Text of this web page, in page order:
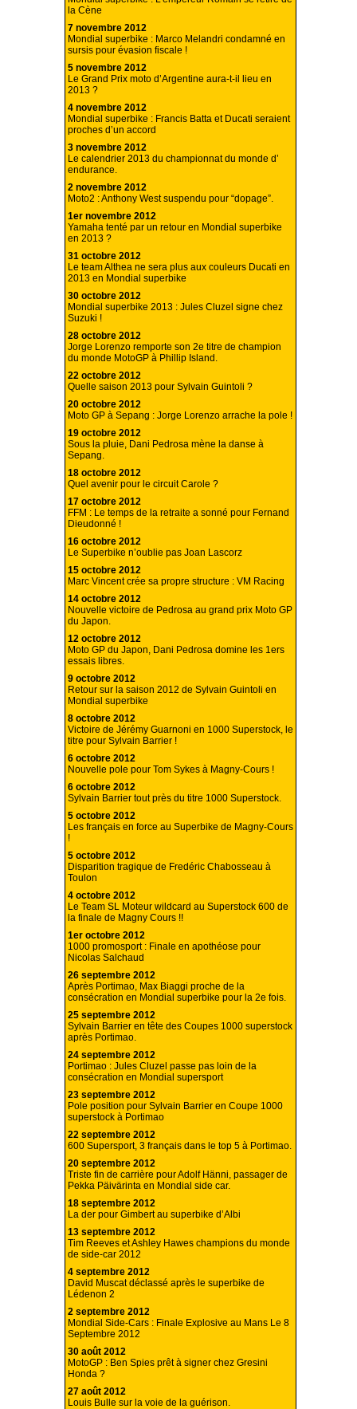
la Cène
7 novembre 2012
Mondial superbike : Marco Melandri condamné en
sursis pour évasion fiscale !
5 novembre 2012
Le Grand Prix moto d’Argentine aura-t-il lieu en
2013 ?
4 novembre 2012
Mondial superbike : Francis Batta et Ducati seraient
proches d’un accord
3 novembre 2012
Le calendrier 2013 du championnat du monde d’
endurance.
2 novembre 2012
Moto2 : Anthony West suspendu pour “dopage”.
1er novembre 2012
Yamaha tenté par un retour en Mondial superbike
en 2013 ?
31 octobre 2012
Le team Althea ne sera plus aux couleurs Ducati en
2013 en Mondial superbike
30 octobre 2012
Mondial superbike 2013 : Jules Cluzel signe chez
Suzuki !
28 octobre 2012
Jorge Lorenzo remporte son 2e titre de champion
du monde MotoGP à Phillip Island.
22 octobre 2012
Quelle saison 2013 pour Sylvain Guintoli ?
20 octobre 2012
Moto GP à Sepang : Jorge Lorenzo arrache la pole !
19 octobre 2012
Sous la pluie, Dani Pedrosa mène la danse à
Sepang.
18 octobre 2012
Quel avenir pour le circuit Carole ?
17 octobre 2012
FFM : Le temps de la retraite a sonné pour Fernand
Dieudonné !
16 octobre 2012
Le Superbike n’oublie pas Joan Lascorz
15 octobre 2012
Marc Vincent crée sa propre structure : VM Racing
14 octobre 2012
Nouvelle victoire de Pedrosa au grand prix Moto GP
du Japon.
12 octobre 2012
Moto GP du Japon, Dani Pedrosa domine les 1ers
essais libres.
9 octobre 2012
Retour sur la saison 2012 de Sylvain Guintoli en
Mondial superbike
8 octobre 2012
Victoire de Jérémy Guarnoni en 1000 Superstock, le
titre pour Sylvain Barrier !
6 octobre 2012
Nouvelle pole pour Tom Sykes à Magny-Cours !
6 octobre 2012
Sylvain Barrier tout près du titre 1000 Superstock.
5 octobre 2012
Les français en force au Superbike de Magny-Cours
!
5 octobre 2012
Disparition tragique de Fredéric Chabosseau à
Toulon
4 octobre 2012
Le Team SL Moteur wildcard au Superstock 600 de
la finale de Magny Cours !!
1er octobre 2012
1000 promosport : Finale en apothéose pour
Nicolas Salchaud
26 septembre 2012
Après Portimao, Max Biaggi proche de la
consécration en Mondial superbike pour la 2e fois.
25 septembre 2012
Sylvain Barrier en tête des Coupes 1000 superstock
après Portimao.
24 septembre 2012
Portimao : Jules Cluzel passe pas loin de la
consécration en Mondial supersport
23 septembre 2012
Pole position pour Sylvain Barrier en Coupe 1000
superstock à Portimao
22 septembre 2012
600 Supersport, 3 français dans le top 5 à Portimao.
20 septembre 2012
Triste fin de carrière pour Adolf Hänni, passager de
Pekka Päivärinta en Mondial side car.
18 septembre 2012
La der pour Gimbert au superbike d’Albi
13 septembre 2012
Tim Reeves et Ashley Hawes champions du monde
de side-car 2012
4 septembre 2012
David Muscat déclassé après le superbike de
Lédenon 2
2 septembre 2012
Mondial Side-Cars : Finale Explosive au Mans Le 8
Septembre 2012
30 août 2012
MotoGP : Ben Spies prêt à signer chez Gresini
Honda ?
27 août 2012
Louis Bulle sur la voie de la guérison.